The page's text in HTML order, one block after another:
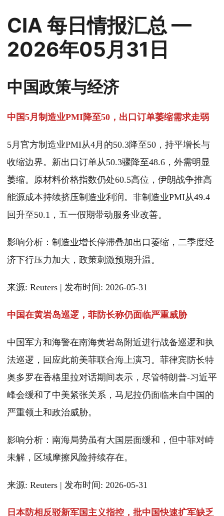
CIA 每日情报汇总 —
2026年05月31日
中国政策与经济
中国5月制造业PMI降至50，出口订单萎缩需求走弱
5月官方制造业PMI从4月的50.3降至50，持平增长与
收缩边界。新出口订单从50.3骤降至48.6，外需明显
萎缩。原材料价格指数仍处60.5高位，伊朗战争推高
能源成本持续挤压制造业利润。非制造业PMI从49.4
回升至50.1，五一假期带动服务业改善。
影响分析：制造业增长停滞叠加出口萎缩，二季度经
济下行压力加大，政策刺激预期升温。
来源: Reuters | 发布时间: 2026-05-31
中国在黄岩岛巡逻，菲防长称仍面临严重威胁
中国军方和海警在南海黄岩岛附近进行战备巡逻和执
法巡逻，回应此前美菲联合海上演习。菲律宾防长特
奥多罗在香格里拉对话期间表示，尽管特朗普-习近平
峰会缓和了中美紧张关系，马尼拉仍面临来自中国的
严重领土和政治威胁。
影响分析：南海局势虽有大国层面缓和，但中菲对峙
未解，区域摩擦风险持续存在。
来源: Reuters | 发布时间: 2026-05-31
日本防相反驳新军国主义指控，批中国快速扩军缺乏